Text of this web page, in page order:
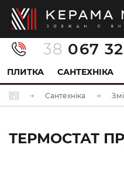
38 067
ПЛИТКА САНТЕХНІКА
Сантехніка
ТЕРМОСТАТ